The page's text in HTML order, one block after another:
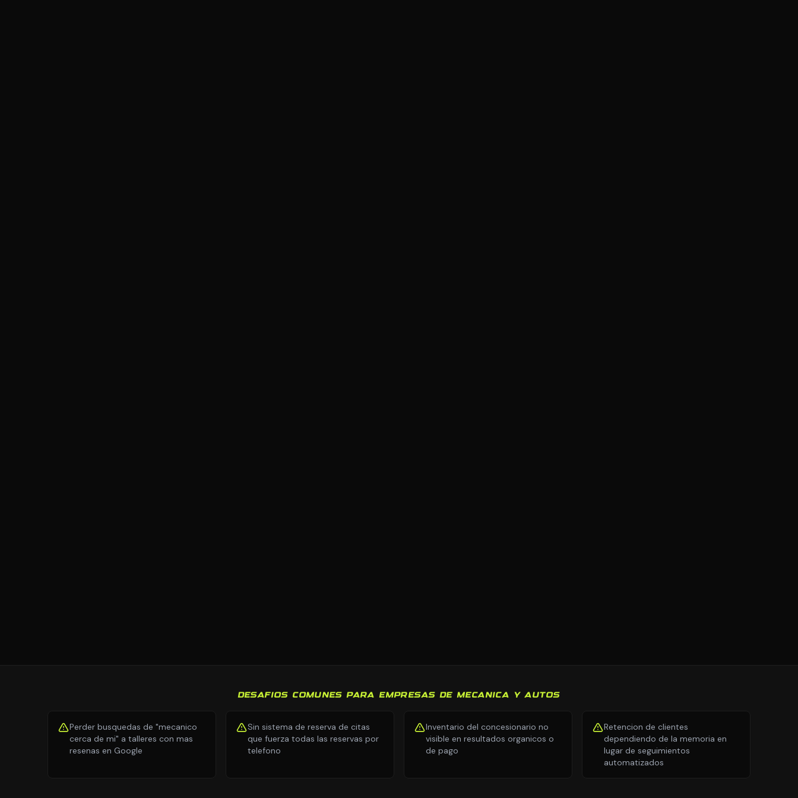
DESAFIOS COMUNES PARA EMPRESAS DE MECANICA Y AUTOS
Perder busquedas de "mecanico
cerca de mi" a talleres con mas
resenas en Google
Sin sistema de reserva de citas
que fuerza todas las reservas por
telefono
Inventario del concesionario no
visible en resultados organicos o
de pago
Retencion de clientes
dependiendo de la memoria en
lugar de seguimientos
automatizados